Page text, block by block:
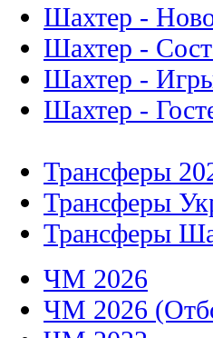
Шахтер -
Шахтер -
Шахтер -
Шахтер -
Трансферы
Трансферы
Трансферы
ЧМ 2026
ЧМ 2026